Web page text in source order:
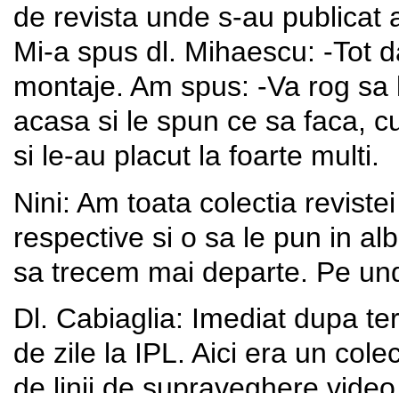
de revista unde s-au publicat
Mi-a spus dl. Mihaescu: -Tot
montaje. Am spus: -Va rog
acasa si le spun ce sa faca,
si le-au placut la foarte multi.
Nini: Am toata colectia
respective si o sa le pun in
sa trecem mai departe. Pe
Dl. Cabiaglia: Imediat dupa
de zile la IPL. Aici era un